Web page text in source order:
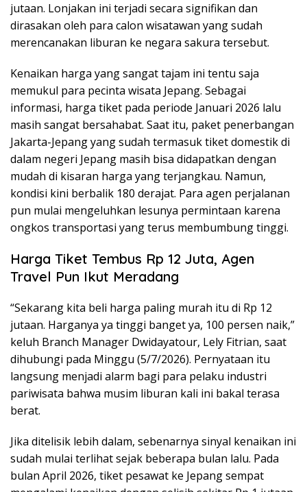
i
!
jutaan. Lonjakan ini terjadi secara signifikan dan
dirasakan oleh para calon wisatawan yang sudah
merencanakan liburan ke negara sakura tersebut.
Kenaikan harga yang sangat tajam ini tentu saja
memukul para pecinta wisata Jepang. Sebagai
informasi, harga tiket pada periode Januari 2026 lalu
masih sangat bersahabat. Saat itu, paket penerbangan
Jakarta-Jepang yang sudah termasuk tiket domestik di
dalam negeri Jepang masih bisa didapatkan dengan
mudah di kisaran harga yang terjangkau. Namun,
kondisi kini berbalik 180 derajat. Para agen perjalanan
pun mulai mengeluhkan lesunya permintaan karena
ongkos transportasi yang terus membumbung tinggi.
Harga Tiket Tembus Rp 12 Juta, Agen
Travel Pun Ikut Meradang
“Sekarang kita beli harga paling murah itu di Rp 12
jutaan. Harganya ya tinggi banget ya, 100 persen naik,”
keluh Branch Manager Dwidayatour, Lely Fitrian, saat
dihubungi pada Minggu (5/7/2026). Pernyataan itu
langsung menjadi alarm bagi para pelaku industri
pariwisata bahwa musim liburan kali ini bakal terasa
berat.
Jika ditelisik lebih dalam, sebenarnya sinyal kenaikan ini
sudah mulai terlihat sejak beberapa bulan lalu. Pada
bulan April 2026, tiket pesawat ke Jepang sempat